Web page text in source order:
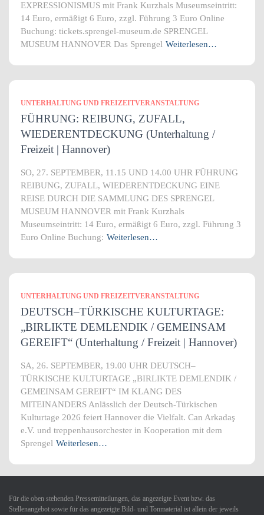
EXPRESSIONISMUS mit Frank Kurzhals Museumseintritt:
14 Euro, ermäßigt 6 Euro, zzgl. Führung 3 Euro Online
Buchung: tickets.sprengel-museum.de SPRENGEL
MUSEUM HANNOVER Das Sprengel Weiterlesen…
UNTERHALTUNG UND FREIZEITVERANSTALTUNG
FÜHRUNG: REIBUNG, ZUFALL,
WIEDERENTDECKUNG (Unterhaltung /
Freizeit | Hannover)
SO, 27. SEPTEMBER, 11.15 UND 14.00 UHR FÜHRUNG
REIBUNG, ZUFALL, WIEDERENTDECKUNG EINE
REISE DURCH DIE SAMMLUNG DES SPRENGEL
MUSEUM HANNOVER mit Frank Kurzhals
Museumseintritt: 14 Euro, ermäßigt 6 Euro, zzgl. Führung 3
Euro Online Buchung: Weiterlesen…
UNTERHALTUNG UND FREIZEITVERANSTALTUNG
DEUTSCH–TÜRKISCHE KULTURTAGE:
„BIRLIKTE DEMLENDIK / GEMEINSAM
GEREIFT“ (Unterhaltung / Freizeit | Hannover)
SA, 26. SEPTEMBER, 19.00 UHR DEUTSCH–
TÜRKISCHE KULTURTAGE „BIRLIKTE DEMLENDIK /
GEMEINSAM GEREIFT“ IM KLANG DES
MITEINANDERS Anlässlich der Deutsch-Türkischen
Kulturtage 2026 feiert Hannover die Vielfalt. Can Arkadaş
e.V. und treppenhausorchester in Kooperation mit dem
Sprengel Weiterlesen…
Für die oben stehenden Pressemitteilungen, das angezeigte Event bzw. das
Stellenangebot sowie für das angezeigte Bild- und Tonmaterial ist allein der jeweils